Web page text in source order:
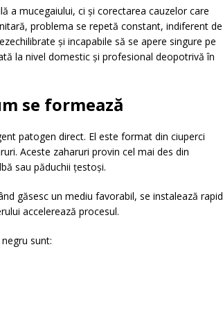
a mucegaiului, ci și corectarea cauzelor care
problema se repetă constant, indiferent de
și incapabile să se apere singure pe
la nivel domestic și profesional deopotrivă în
se formează
patogen direct. El este format din ciuperci
Aceste zaharuri provin cel mai des din
sau păduchii țestoși.
găsesc un mediu favorabil, se instalează rapid
accelerează procesul.
sunt: